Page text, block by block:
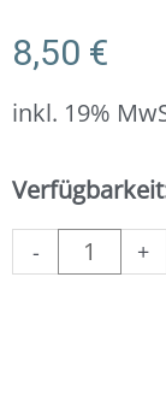
8,50 €
inkl. 19%
-
Anhänger
925
Silber
+